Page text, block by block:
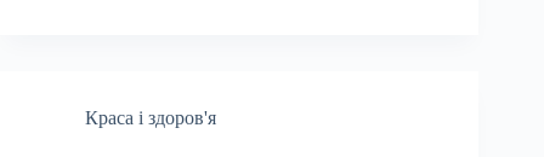
Краса і здоров'я